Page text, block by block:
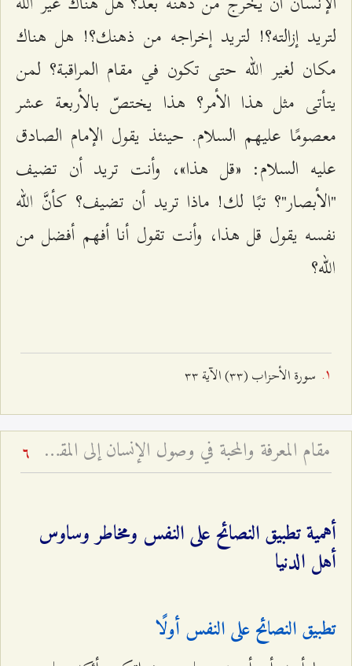
لتريد إزالته؟! لتريد إخراجه من ذهنك؟! هل هناك
مكان لغير الله حتى تكون في مقام المراقبة؟ لمن
يتأتى مثل هذا الأمر؟ هذا يختصّ بالأربعة عشر
معصومًا عليهم السلام. حينئذ يقول الإمام الصادق
عليه السلام: «قل هذا»، وأنت تريد أن تضيف
"الأبصار"؟ تبًا لك! ماذا تريد أن تضيف؟ كأنَّ الله
نفسه يقول قل هذا، وأنت تقول أنا أفهم أفضل من
الله؟
سورة الأحزاب (٣٣) الآية ٣٣
مقام المعرفة والمحبة في وصول الإنسان إلى المقصد - لماذا الحب شفيع الإنسان إلى الله لا العبادة؟ 6
أهمية تطبيق النصائح على النفس ومخاطر وساوس
أهل الدنيا
تطبيق النصائح على النفس أولًا